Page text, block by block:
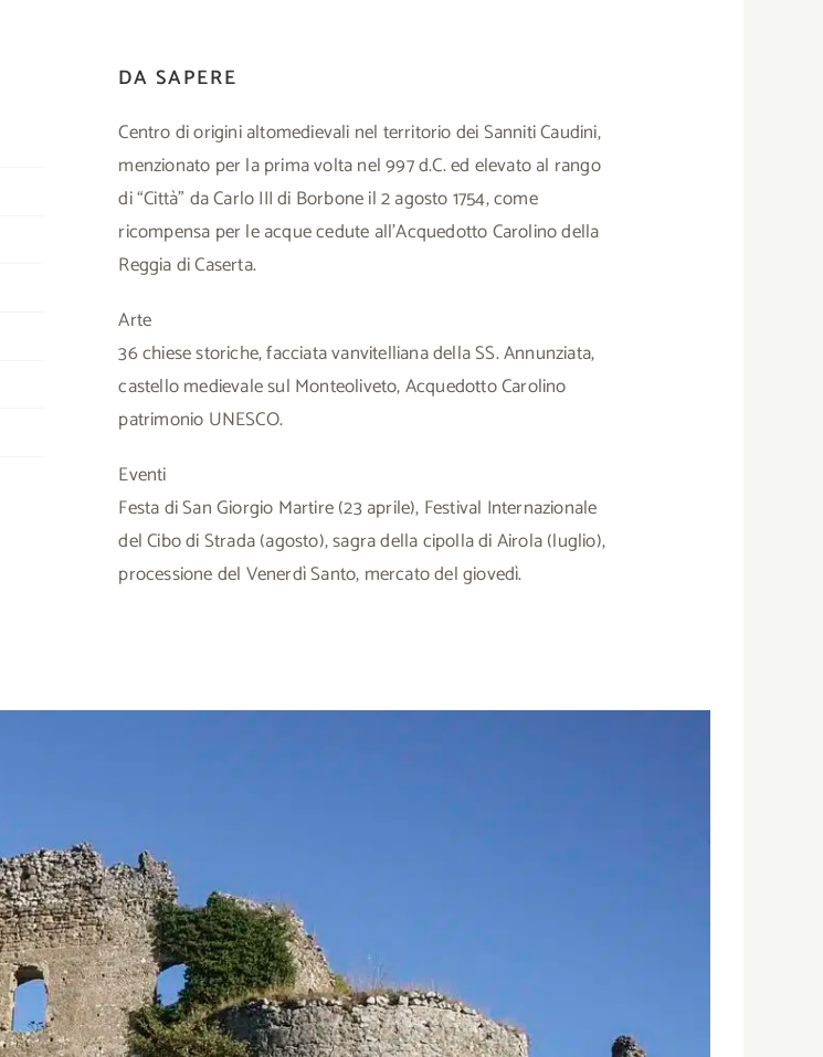
DA SAPERE
Centro di origini altomedievali nel territorio dei Sanniti Caudini,
menzionato per la prima volta nel 997 d.C. ed elevato al rango
di “Città” da Carlo III di Borbone il 2 agosto 1754, come
ricompensa per le acque cedute all’Acquedotto Carolino della
Reggia di Caserta.
Arte
36 chiese storiche, facciata vanvitelliana della SS. Annunziata,
castello medievale sul Monteoliveto, Acquedotto Carolino
patrimonio UNESCO.
Eventi
Festa di San Giorgio Martire (23 aprile), Festival Internazionale
del Cibo di Strada (agosto), sagra della cipolla di Airola (luglio),
processione del Venerdì Santo, mercato del giovedì.